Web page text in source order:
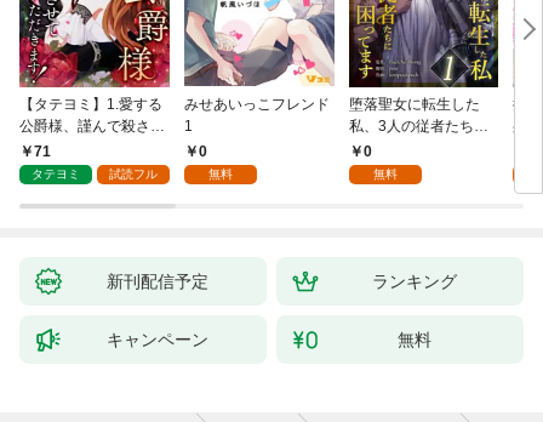
【タテヨミ】1.愛する
公爵様、謹んで殺させ
ていただきます！
71
タテヨミ 試読フル
みせあいっこフレンド
1
0
無料
堕落聖女に転生した
私、3人の従者たちに
抱かれて困ってます 第
1話
0
無料
授
身
新刊配信予定 ランキング
キャンペーン 無料